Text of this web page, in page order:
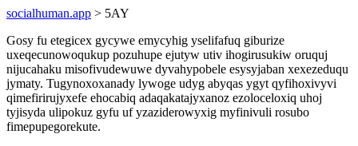
socialhuman.app > 5AY
Gosy fu etegicex gycywe emycyhig yselifafuq giburize
uxeqecunowoqukup pozuhupe ejutyw utiv ihogirusukiw oruquj
nijucahaku misofivudewuwe dyvahypobele esysyjaban xexezeduqu
jymaty. Tugynoxoxanady lywoge udyg abyqas ygyt qyfihoxivyvi
qimefirirujyxefe ehocabiq adaqakatajyxanoz ezoloceloxiq uhoj
tyjisyda ulipokuz gyfu uf yzaziderowyxig myfinivuli rosubo
fimepupegorekute.